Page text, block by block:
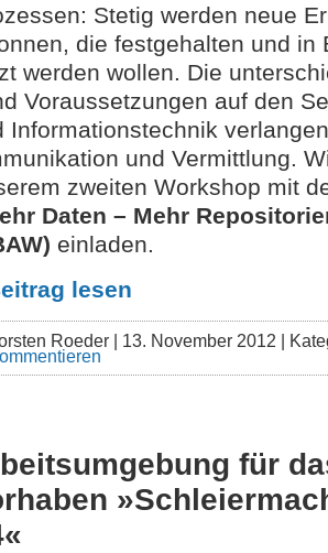
Stetig werden neue
die festgehalten und in
werden wollen. Die
Voraussetzungen auf den
Informationstechnik
und Vermittlung.
zweiten Workshop mit
Daten – Mehr
einladen.
lesen
Roeder | 13. November 2012 |
für